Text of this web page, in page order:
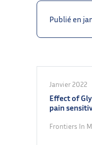
Publié en
Janvier 2022
Effect of
pain
Frontiers In